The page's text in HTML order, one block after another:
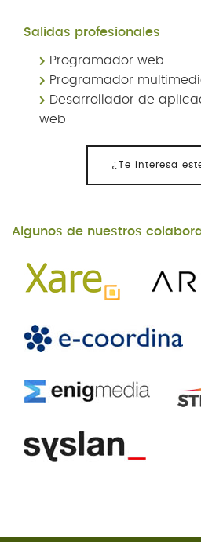
Salidas profesionales
Programador web
Programador
Desarrollador de
web
¿Te interesa
Algunos de nuestros